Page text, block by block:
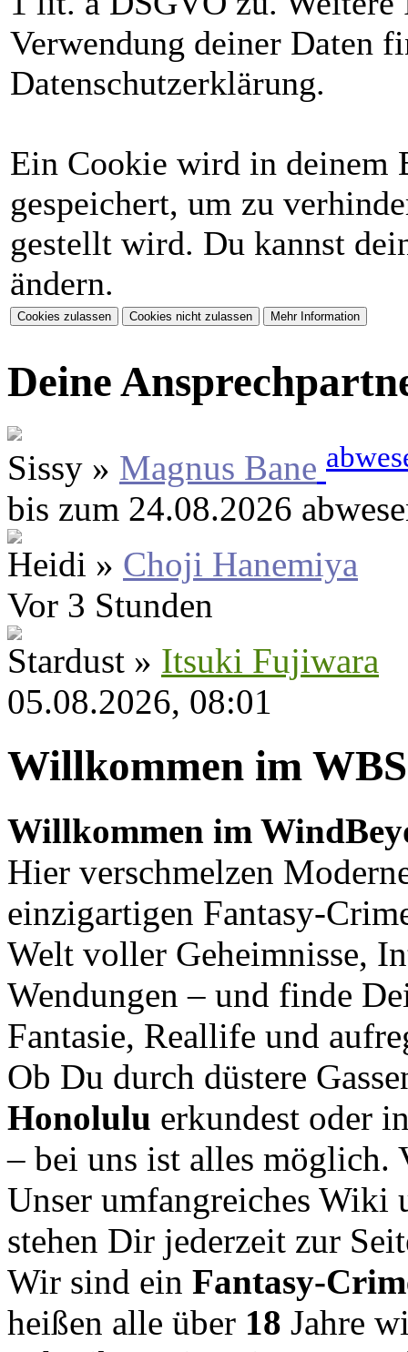
Verwendung deiner Daten
Datenschutzerklärung.
Ein Cookie wird in deinem
gespeichert, um zu
gestellt wird. Du kannst
ändern.
Deine
Sissy » Magnus Bane
bis zum 24.08.2026
Heidi » Choji Hanemiya
Vor 3 Stunden
Stardust » Itsuki Fujiwara
05.08.2026, 08:01
Willkommen im WBS
Willkommen im
Hier verschmelzen
einzigartigen Fantasy-
Welt voller Geheimnisse,
Wendungen – und finde
Fantasie, Reallife und
Ob Du durch düstere
Honolulu erkundest oder
– bei uns ist alles möglich.
Unser umfangreiches Wiki
stehen Dir jederzeit zur
Wir sind ein Fantasy-
heißen alle über 18 Jahre